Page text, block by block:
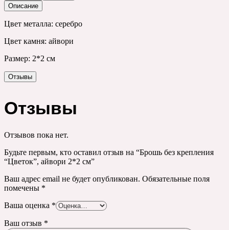
Описание
Цвет металла: серебро
Цвет камня: айвори
Размер: 2*2 см
Отзывы
Отзывы
Отзывов пока нет.
Будьте первым, кто оставил отзыв на “Брошь без крепления
“Цветок”, айвори 2*2 см”
Ваш адрес email не будет опубликован. Обязательные поля
помечены *
Ваша оценка *
Ваш отзыв *